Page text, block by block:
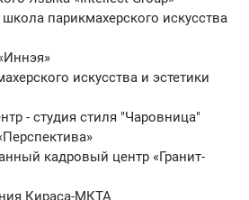
парикмахерского искусства
искусства и эстетики
- студия стиля "Чаровница"
кадровый центр «Гранит-
Кираса-МКТА